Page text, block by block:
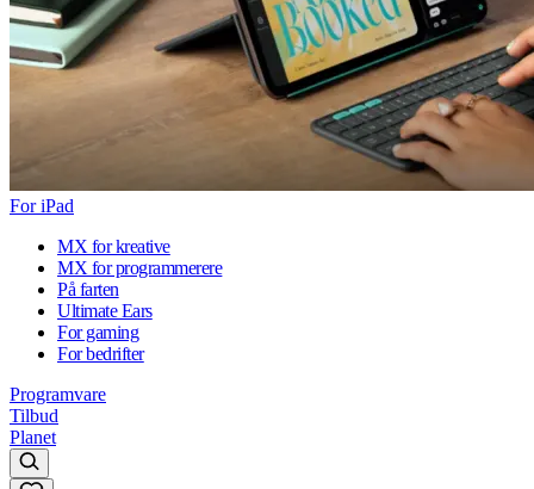
For iPad
MX for kreative
MX for programmerere
På farten
Ultimate Ears
For gaming
For bedrifter
Programvare
Tilbud
Planet